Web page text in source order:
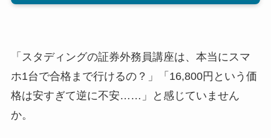
「スタディングの証券外務員講座は、本当にスマ
ホ1台で合格まで行けるの？」「16,800円という価
格は安すぎて逆に不安……」と感じていません
か。